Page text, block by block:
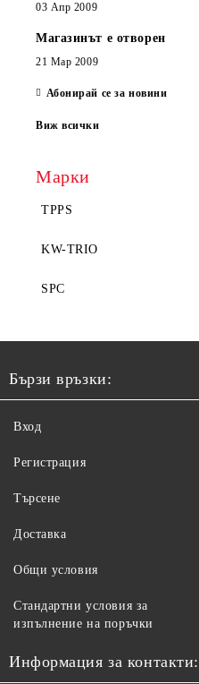
03 Апр 2009
Магазинът е отворен
21 Мар 2009
Абонирай се за новини
Виж всички
Марки
TPPS
KW-TRIO
SPC
Бързи връзки:
Вход
Регистрация
Търсене
Доставка
Общи условия
Стандартни условия за
изпълнение на поръчки
Информация за контакти: